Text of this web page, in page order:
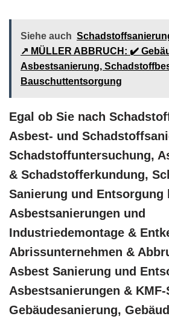
Siehe auch
↗️ MÜLLER ABBRUCH: ✔️
Asbestsanierung,
Bauschuttentsorgung
Egal ob Sie nach
Asbest- und
Schadstoffuntersuchung,
& Schadstofferkundung,
Sanierung und Entsorgung
Asbestsanierungen und
Industriedemontage &
Abrissunternehmen &
Asbest Sanierung und
Asbestsanierungen &
Gebäudesanierung,